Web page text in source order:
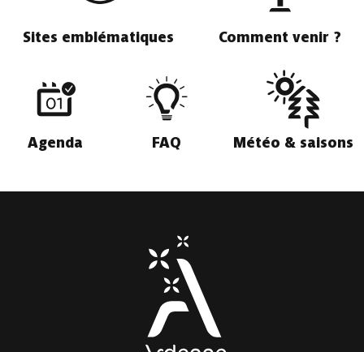
Sites emblématiques Comment venir ?
Agenda FAQ Météo & saisons